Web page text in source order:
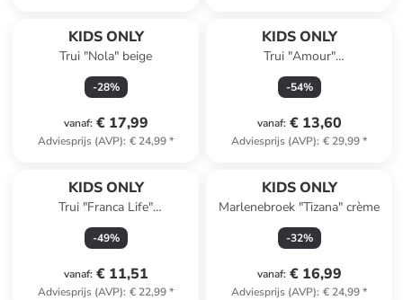
KIDS ONLY
Trui "Nola" beige
-28%
vanaf: € 17,99
Adviesprijs (AVP): € 24,99*
KIDS ONLY
Trui "Amour"
lichtblauw/lichtroze
-54%
vanaf: € 13,60
Adviesprijs (AVP): € 29,99*
KIDS ONLY
Trui "Franca Life"
lichtroze/rood
-49%
vanaf: € 11,51
Adviesprijs (AVP): € 22,99*
KIDS ONLY
Marlenebroek "Tizana" crème
-32%
vanaf: € 16,99
Adviesprijs (AVP): € 24,99*